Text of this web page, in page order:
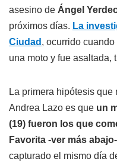
asesino de Ángel
próximos días. La
Ciudad , ocurrido
una moto y fue asaltada,
La primera hipótesis
Andrea Lazo es que un
(19) fueron los que
Favorita -ver más abajo-
capturado el mismo día